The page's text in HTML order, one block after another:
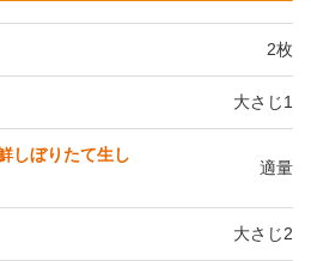
2枚
大さじ1
しぼりたて生し
適量
大さじ2